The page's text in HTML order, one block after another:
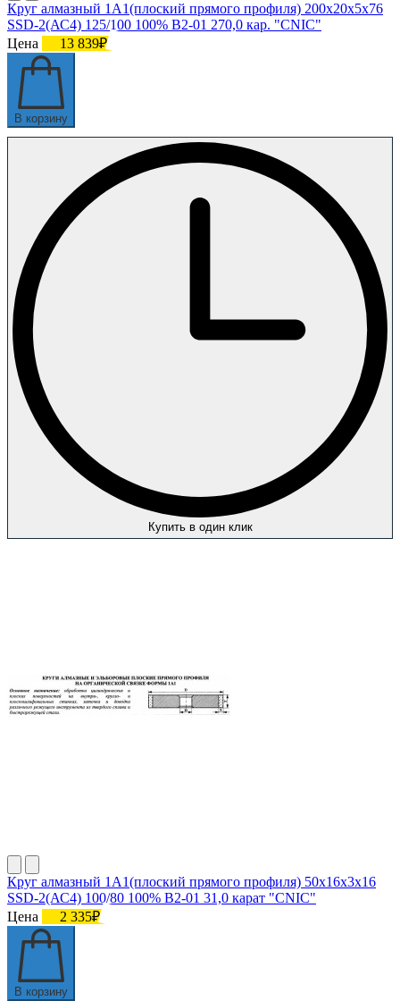
Круг алмазный 1А1(плоский прямого профиля) 200х20х5х76
SSD-2(АС4) 125/100 100% В2-01 270,0 кар. "CNIC"
Цена
13 839₽
В корзину
Купить в один клик
Круг алмазный 1А1(плоский прямого профиля) 50х16х3х16
SSD-2(АС4) 100/80 100% В2-01 31,0 карат "CNIC"
Цена
2 335₽
В корзину